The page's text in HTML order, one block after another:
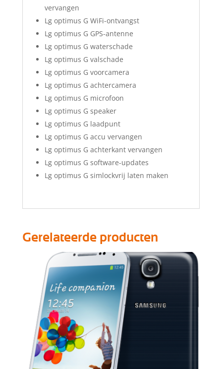
vervangen
Lg optimus G WiFi-ontvangst
Lg optimus G GPS-antenne
Lg optimus G waterschade
Lg optimus G valschade
Lg optimus G voorcamera
Lg optimus G achtercamera
Lg optimus G microfoon
Lg optimus G speaker
Lg optimus G laadpunt
Lg optimus G accu vervangen
Lg optimus G achterkant vervangen
Lg optimus G software-updates
Lg optimus G simlockvrij laten maken
Gerelateerde producten